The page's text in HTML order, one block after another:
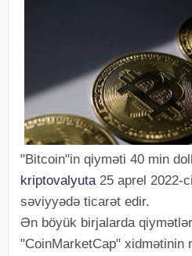
"Bitcoin"in qiyməti 40 min
kriptovalyuta 25 aprel 2022-
səviyyədə ticarət edir.
Ən böyük birjalarda
"CoinMarketCap" xidmətinin